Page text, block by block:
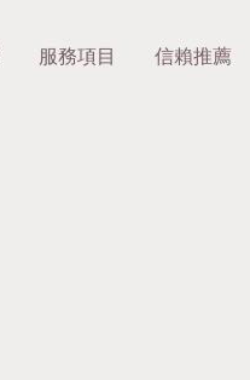
服務項目 信賴推薦